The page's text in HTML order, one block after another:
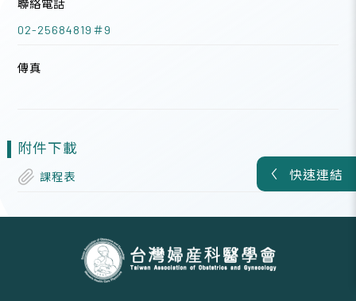
快速連結
聯絡電話
02-25684819＃9
傳真
附件下載
課程表